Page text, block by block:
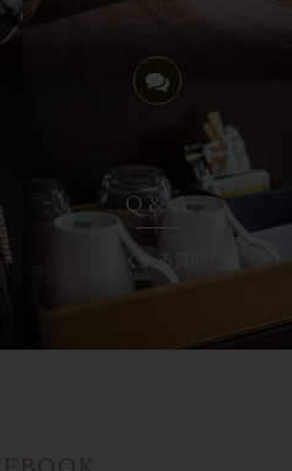
Q & A
よくある質問